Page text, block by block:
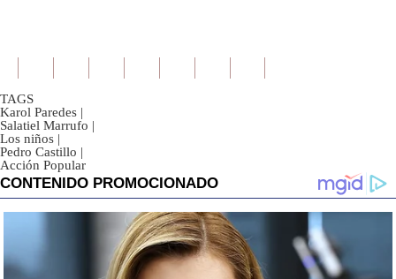
TAGS
Karol Paredes |
Salatiel Marrufo |
Los niños |
Pedro Castillo |
Acción Popular